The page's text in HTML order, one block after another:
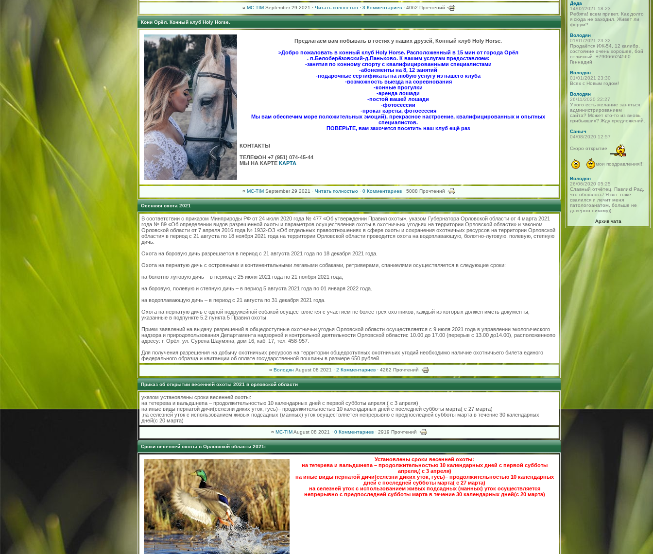
¤ MC-TIM September 29 2021 · Читать полностью · 3 Комментариев · 4062 Прочтений ·
Кони Орёл. Конный клуб Holy Horse.
Предлагаем вам побывать в гостях у наших друзей, Конный клуб Holy Horse.
>Добро пожаловать в конный клуб Holy Horse. Расположенный в 15 мин от города Орёл
. п.Белоберёзовский-д.Паньково. К вашим услугам предоставляем:
-занятия по конному спорту с квалифицированными специалистами
-абонементы на 8, 12 занятий
-подарочные сертификаты на любую услугу из нашего клуба
-возможность выезда на соревнования
-конные прогулки
-аренда лошади
-постой вашей лошади
-фотосессии
-прокат кареты, фотосессия
Мы вам обеспечим море положительных эмоций), прекрасное настроение, квалифицированных и опытных
специалистов.
ПОВЕРЬТЕ, вам захочется посетить наш клуб ещё раз
КОНТАКТЫ
ТЕЛЕФОН +7 (951) 074-45-44
МЫ НА КАРТЕ КАРТА
¤ MC-TIM September 29 2021 · Читать полностью · 0 Комментариев · 5088 Прочтений ·
Осенняя охота 2021
В соответствии с приказом Минприроды РФ от 24 июля 2020 года № 477 «Об утверждении Правил охоты», указом Губернатора Орловской области от 4 марта 2021
года № 89 «Об определении видов разрешенной охоты и параметров осуществления охоты в охотничьих угодьях на территории Орловской области» и законом
Орловской области от 7 апреля 2016 года № 1932-ОЗ «Об отдельных правоотношениях в сфере охоты и сохранения охотничьих ресурсов на территории Орловской
области» в период с 21 августа по 18 ноября 2021 года на территории Орловской области проводится охота на водоплавающую, болотно-луговую, полевую, степную
дичь.
Охота на боровую дичь разрешается в период с 21 августа 2021 года по 18 декабря 2021 года.
Охота на пернатую дичь с островными и континентальными легавыми собаками, ретриверами, спаниелями осуществляется в следующие сроки:
на болотно-луговую дичь – в период с 25 июля 2021 года по 21 ноября 2021 года;
на боровую, полевую и степную дичь – в период 5 августа 2021 года по 01 января 2022 года.
на водоплавающую дичь – в период с 21 августа по 31 декабря 2021 года.
Охота на пернатую дичь с одной подружейной собакой осуществляется с участием не более трех охотников, каждый из которых должен иметь документы,
указанные в подпункте 5.2 пункта 5 Правил охоты.
Прием заявлений на выдачу разрешений в общедоступные охотничьи угодья Орловской области осуществляется с 9 июля 2021 года в управлении экологического
надзора и природопользования Департамента надзорной и контрольной деятельности Орловской областис 10.00 до 17.00 (перерыв с 13.00 до14.00), расположеннопо
адресу: г. Орёл, ул. Сурена Шаумяна, дом 16, каб. 17, тел. 458-957.
Для получения разрешения на добычу охотничьих ресурсов на территории общедоступных охотничьих угодий необходимо наличие охотничьего билета единого
федерального образца и квитанции об оплате государственной пошлины в размере 650 рублей.
¤ Володян August 08 2021 · 2 Комментариев· 4262 Прочтений ·
Приказ об открытии весенней охоты 2021 в орловской области
указом установлены сроки весенней охоты:
на тетерева и вальдшнепа – продолжительностью 10 календарных дней с первой субботы апреля,( с 3 апреля)
на иные виды пернатой дичи(селезни диких уток, гусь)– продолжительностью 10 календарных дней с последней субботы марта( с 27 марта)
;на селезней уток с использованием живых подсадных (манных) уток осуществляется непрерывно с предпоследней субботы марта в течение 30 календарных
дней(с 20 марта)
¤ MC-TIMAugust 08 2021 · 0 Комментариев· 2919 Прочтений ·
Сроки весенней охоты в Орловской области 2021г
Установлены сроки весенней охоты:
на тетерева и вальдшнепа – продолжительностью 10 календарных дней с первой субботы
апреля,( с 3 апреля)
на иные виды пернатой дичи(селезни диких уток, гусь)– продолжительностью 10 календарных
дней с последней субботы марта( с 27 марта)
на селезней уток с использованием живых подсадных (манных) уток осуществляется
непрерывно с предпоследней субботы марта в течение 30 календарных дней(с 20 марта)
Деда
14/02/2021 18:23
Ребята! всем привет. Как долго
я сюда не заходил. Живет ли
форум?
Володян
01/01/2021 23:32
Продаётся ИЖ-54, 12 калибр,
состояние очень хорошее, бой
отличный. +79066624560
Геннадий
Володян
01/01/2021 23:30
Всех с Новым годом!
Володян
26/11/2020 22:27
У кого есть желание заняться
администрированием
сайта? Может кто-то из вновь
прибывших? Жду предложений.
Саныч
04/08/2020 12:57
Скоро открытие
мои поздравления!!!
Володян
26/06/2020 05:25
Славный отчётец, Павлик! Рад,
что обошлось! Я вот тоже
свалился и лечит меня
патологоанатом, больше не
доверяю никому))
Архив чата